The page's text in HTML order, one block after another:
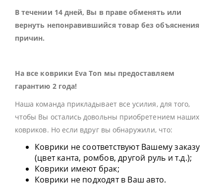
В течении 14 дней, Вы в праве обменять или
вернуть непонравившийся товар без объяснения
причин.
На все коврики Eva Ton мы предоставляем
гарантию 2 года!
Наша команда прикладывает все усилия, для того,
чтобы Вы остались довольны приобретением наших
ковриков. Но если вдруг вы обнаружили, что:
Коврики не соответствуют Вашему заказу
(цвет канта, ромбов, другой руль и т.д.);
Коврики имеют брак;
Коврики не подходят в Ваш авто.